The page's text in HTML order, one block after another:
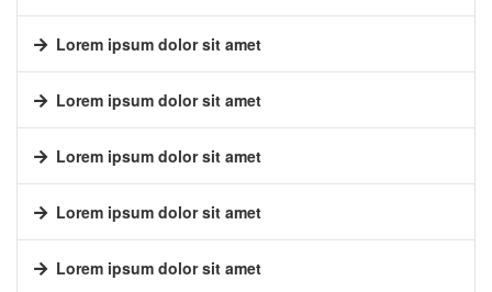
Lorem ipsum dolor sit amet
Lorem ipsum dolor sit amet
Lorem ipsum dolor sit amet
Lorem ipsum dolor sit amet
Lorem ipsum dolor sit amet